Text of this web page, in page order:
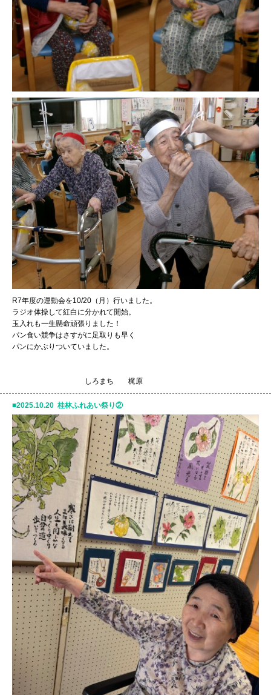
R7年度の運動会を10/20（月）行いました。
ラジオ体操して紅白に分かれて開始。
玉入れも一生懸命頑張りました！
パン食い競争はさすがに足取りも早く
パンにかぶりついていました。
しろまち 梶原
2025.10.20 桂林ふれあい祭り②